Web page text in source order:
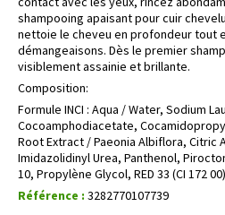
shampooing apaisant pour cuir
nettoie le cheveu en profondeur tout
démangeaisons. Dès le premier
visiblement assainie et brillante.
Composition:
Formule INCI : Aqua / Water, Sodium
Cocoamphodiacetate,
Root Extract / Paeonia Albiflora, Citric
Imidazolidinyl Urea, Panthenol,
10, Propylène Glycol, RED 33 (CI 172
Référence : 3282770107739